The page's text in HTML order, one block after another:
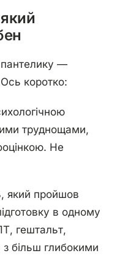
—
Ось коротко:
труднощами,
Не
який пройшов
в одному
гештальт,
більш глибокими